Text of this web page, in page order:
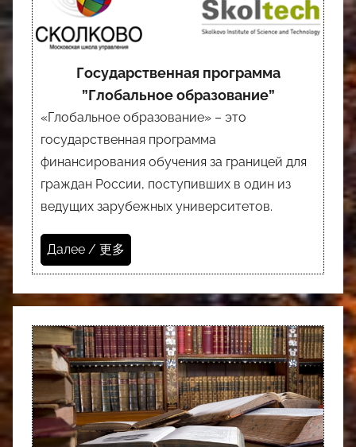
Государственная программа
”Глобальное образование”
«Глобальное образование» – это
государственная программа
финансирования обучения за границей для
граждан России, поступивших в один из
ведущих зарубежных университетов.
Далее / 更多